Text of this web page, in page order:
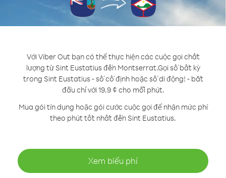
Với Viber Out bạn có thể thực hiện các cuộc gọi chất
lượng từ Sint Eustatius đến Montserrat.Gọi số bất kỳ
trong Sint Eustatius - số cố định hoặc số di động! - bắt
đầu chỉ với 19.9 ¢ cho mỗi phút.
Mua gói tín dụng hoặc gói cước cuộc gọi để nhận mức phí
theo phút tốt nhất đến Sint Eustatius.
Xem biểu phí